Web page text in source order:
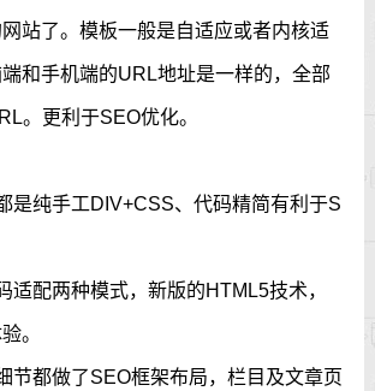
站了。模板一般是自适应或者内核适
和手机端的URL地址是一样的，全部
。更利于SEO优化。
是纯手工DIV+CSS、代码精简有利于S
适配两种模式，新版的HTML5技术，
。
节都做了SEO框架布局，栏目及文章页